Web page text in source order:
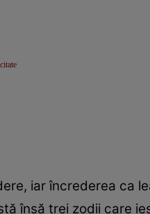
iar încrederea ca
însă trei zodii care